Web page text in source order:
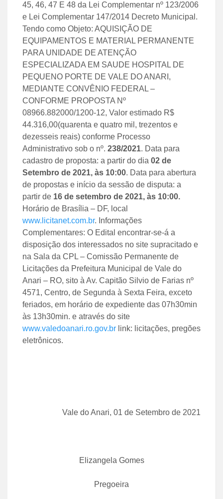
45, 46, 47 E 48 da Lei Complementar nº 123/2006
e Lei Complementar 147/2014 Decreto Municipal.
Tendo como Objeto: AQUISIÇÃO DE
EQUIPAMENTOS E MATERIAL PERMANENTE
PARA UNIDADE DE ATENÇÃO
ESPECIALIZADA EM SAUDE HOSPITAL DE
PEQUENO PORTE DE VALE DO ANARI,
MEDIANTE CONVÊNIO FEDERAL –
CONFORME PROPOSTA Nº
08966.882000/1200-12, Valor estimado R$
44.316,00(quarenta e quatro mil, trezentos e
dezesseis reais) conforme Processo
Administrativo sob o nº. 238/2021. Data para
cadastro de proposta: a partir do dia 02 de
Setembro de 2021, às 10:00. Data para abertura
de propostas e início da sessão de disputa: a
partir de 16 de setembro de 2021, às 10:00.
Horário de Brasília – DF, local
www.licitanet.com.br. Informações
Complementares: O Edital encontrar-se-á a
disposição dos interessados no site supracitado e
na Sala da CPL – Comissão Permanente de
Licitações da Prefeitura Municipal de Vale do
Anari – RO, sito à Av. Capitão Silvio de Farias nº
4571, Centro, de Segunda à Sexta Feira, exceto
feriados, em horário de expediente das 07h30min
às 13h30min. e através do site
www.valedoanari.ro.gov.br link: licitações, pregões
eletrônicos.
Vale do Anari, 01 de Setembro de 2021
Elizangela Gomes
Pregoeira